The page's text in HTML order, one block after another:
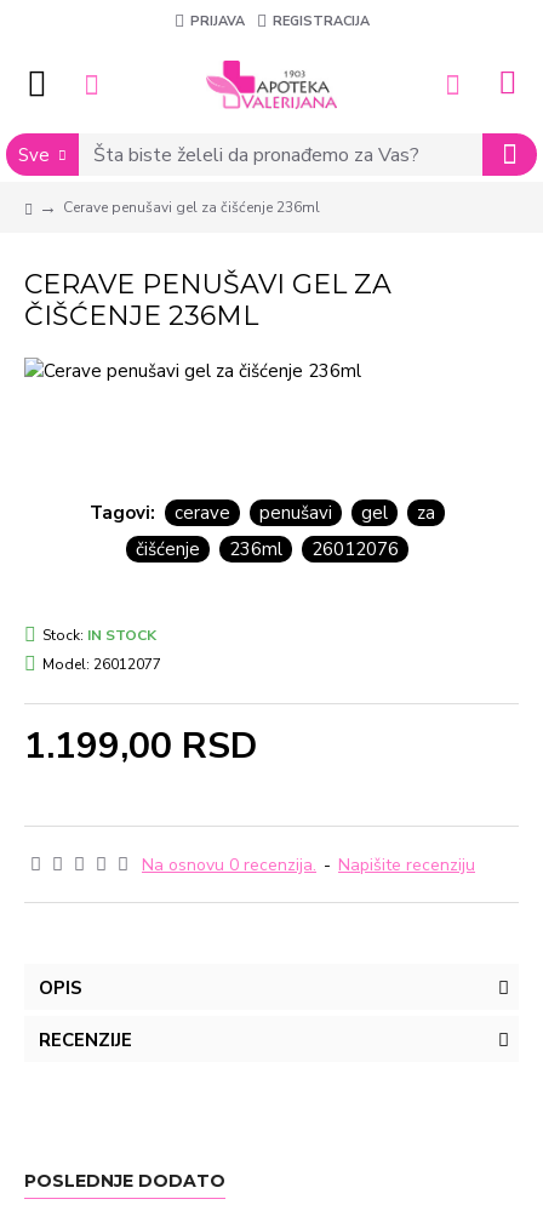
PRIJAVA REGISTRACIJA
Sve
Cerave penušavi gel za čišćenje 236ml
CERAVE PENUŠAVI GEL ZA
ČIŠĆENJE 236ML
Tagovi: cerave penušavi gel
za
čišćenje
236ml 26012076
Na osnovu 0 recenzija. - Napišite recenziju
1.199,00 RSD
Stock: IN STOCK
Model: 26012077
OPIS
RECENZIJE
POSLEDNJE DODATO